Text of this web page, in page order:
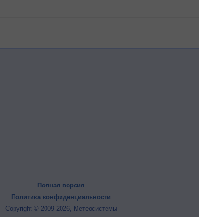
Полная версия
Политика конфиденциальности
Copyright © 2009-2026, Метеосистемы